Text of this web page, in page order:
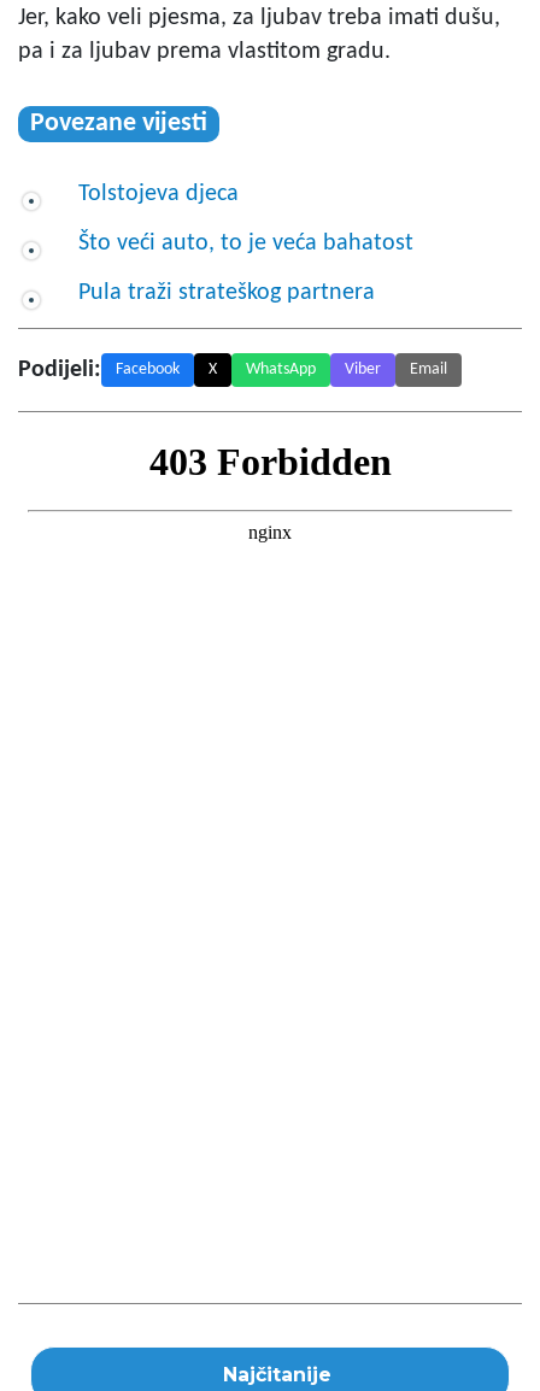
Jer, kako veli pjesma, za ljubav treba imati dušu,
pa i za ljubav prema vlastitom gradu.
Povezane vijesti
Tolstojeva djeca
Što veći auto, to je veća bahatost
Pula traži strateškog partnera
Podijeli: Facebook X WhatsApp Viber Email
Najčitanije